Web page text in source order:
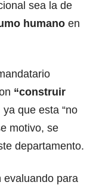
sea la de
humano en
“construir
ya que esta “no
motivo, se
departamento.
evaluando para